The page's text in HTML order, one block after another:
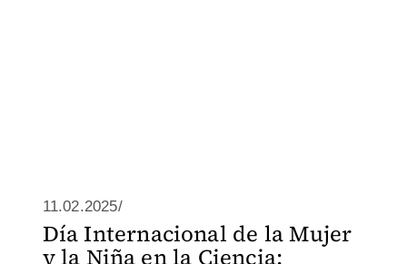
11.02.2025/
Día Internacional de la Mujer
y la Niña en la Ciencia: